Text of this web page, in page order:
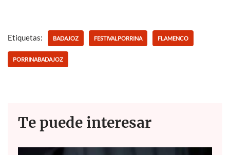
b
o
o
er s
A
p
Etiquetas: BADAJOZ FESTIVALPORRINA FLAMENCO
PORRINABADAJOZ
Te puede interesar